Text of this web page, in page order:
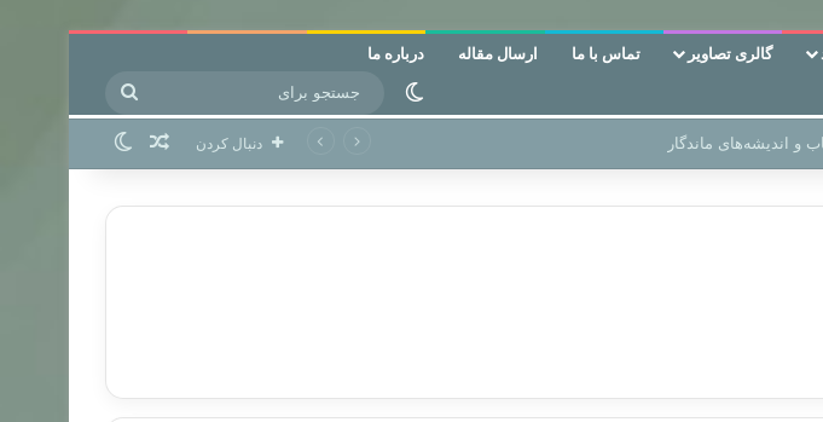
گالری تصاویر تماس با ما ارسال مقاله درباره ما
تغییر پوسته
برای دنبال کردن نوشته تصادفی